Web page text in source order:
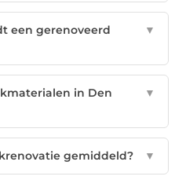
een gerenoveerd
▼
in Den
▼
gemiddeld? ▼